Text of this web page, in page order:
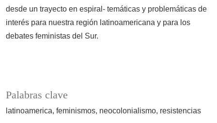
Palabras clave
latinoamerica feminismos neocolonialismo resistencias
desde un trayecto en espiral- temáticas y problemáticas de
interés para nuestra región latinoamericana y para los
debates feministas del Sur.